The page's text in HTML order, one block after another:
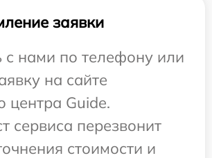
заявки
с нами по телефону или
на сайте
центра Guide.
сервиса перезвонит
стоимости и